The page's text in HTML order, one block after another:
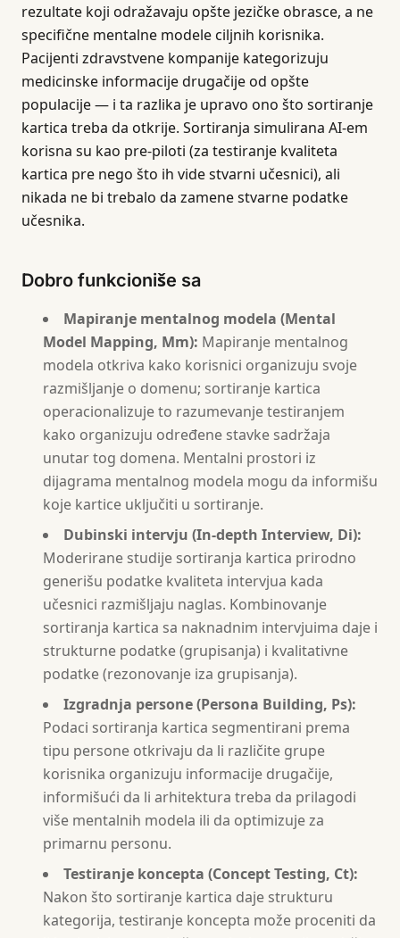
rezultate koji odražavaju opšte jezičke obrasce, a ne
specifične mentalne modele ciljnih korisnika.
Pacijenti zdravstvene kompanije kategorizuju
medicinske informacije drugačije od opšte
populacije — i ta razlika je upravo ono što sortiranje
kartica treba da otkrije. Sortiranja simulirana AI-em
korisna su kao pre-piloti (za testiranje kvaliteta
kartica pre nego što ih vide stvarni učesnici), ali
nikada ne bi trebalo da zamene stvarne podatke
učesnika.
Dobro funkcioniše sa
Mapiranje mentalnog modela (Mental
Model Mapping, Mm): Mapiranje mentalnog
modela otkriva kako korisnici organizuju svoje
razmišljanje o domenu; sortiranje kartica
operacionalizuje to razumevanje testiranjem
kako organizuju određene stavke sadržaja
unutar tog domena. Mentalni prostori iz
dijagrama mentalnog modela mogu da informišu
koje kartice uključiti u sortiranje.
Dubinski intervju (In-depth Interview, Di):
Moderirane studije sortiranja kartica prirodno
generišu podatke kvaliteta intervjua kada
učesnici razmišljaju naglas. Kombinovanje
sortiranja kartica sa naknadnim intervjuima daje i
strukturne podatke (grupisanja) i kvalitativne
podatke (rezonovanje iza grupisanja).
Izgradnja persone (Persona Building, Ps):
Podaci sortiranja kartica segmentirani prema
tipu persone otkrivaju da li različite grupe
korisnika organizuju informacije drugačije,
informišući da li arhitektura treba da prilagodi
više mentalnih modela ili da optimizuje za
primarnu personu.
Testiranje koncepta (Concept Testing, Ct):
Nakon što sortiranje kartica daje strukturu
kategorija, testiranje koncepta može proceniti da